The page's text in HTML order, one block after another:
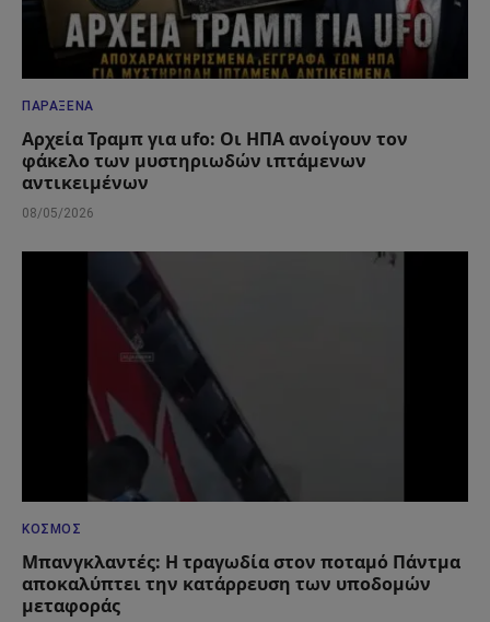
ΠΑΡΆΞΕΝΑ
Αρχεία Τραμπ για ufo: Οι ΗΠΑ ανοίγουν τον
φάκελο των μυστηριωδών ιπτάμενων
αντικειμένων
08/05/2026
ΚΌΣΜΟΣ
Μπανγκλαντές: Η τραγωδία στον ποταμό Πάντμα
αποκαλύπτει την κατάρρευση των υποδομών
μεταφοράς